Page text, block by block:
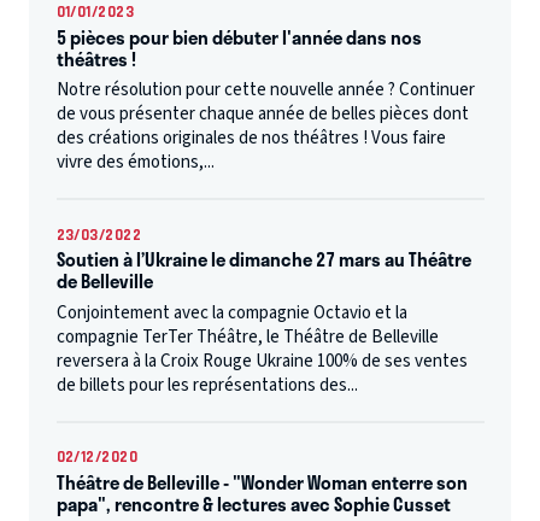
01/01/2023
5 pièces pour bien débuter l'année dans nos
théâtres !
Notre résolution pour cette nouvelle année ? Continuer
de vous présenter chaque année de belles pièces dont
des créations originales de nos théâtres ! Vous faire
vivre des émotions,...
23/03/2022
Soutien à l’Ukraine le dimanche 27 mars au Théâtre
de Belleville
Conjointement avec la compagnie Octavio et la
compagnie TerTer Théâtre, le Théâtre de Belleville
reversera à la Croix Rouge Ukraine 100% de ses ventes
de billets pour les représentations des...
02/12/2020
Théâtre de Belleville - "Wonder Woman enterre son
papa", rencontre & lectures avec Sophie Cusset